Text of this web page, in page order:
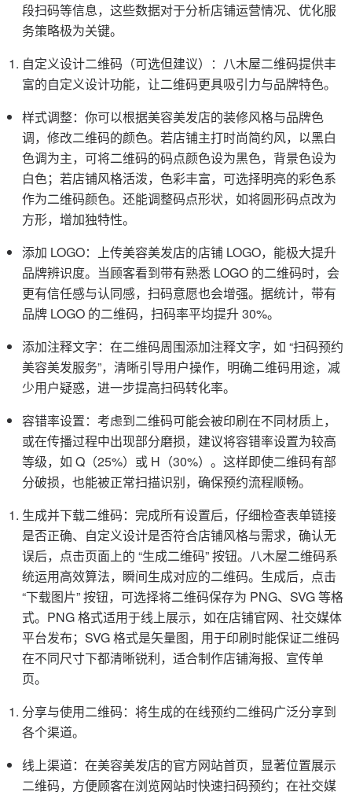
段扫码等信息，这些数据对于分析店铺运营情况、优化服
务策略极为关键。
自定义设计二维码（可选但建议）：八木屋二维码提供丰
富的自定义设计功能，让二维码更具吸引力与品牌特色。
样式调整：你可以根据美容美发店的装修风格与品牌色
调，修改二维码的颜色。若店铺主打时尚简约风，以黑白
色调为主，可将二维码的码点颜色设为黑色，背景色设为
白色；若店铺风格活泼，色彩丰富，可选择明亮的彩色系
作为二维码颜色。还能调整码点形状，如将圆形码点改为
方形，增加独特性。
添加 LOGO：上传美容美发店的店铺 LOGO，能极大提升
品牌辨识度。当顾客看到带有熟悉 LOGO 的二维码时，会
更有信任感与认同感，扫码意愿也会增强。据统计，带有
品牌 LOGO 的二维码，扫码率平均提升 30%。
添加注释文字：在二维码周围添加注释文字，如 “扫码预约
美容美发服务”，清晰引导用户操作，明确二维码用途，减
少用户疑惑，进一步提高扫码转化率。
容错率设置：考虑到二维码可能会被印刷在不同材质上，
或在传播过程中出现部分磨损，建议将容错率设置为较高
等级，如 Q（25%）或 H（30%）。这样即使二维码有部
分破损，也能被正常扫描识别，确保预约流程顺畅。
生成并下载二维码：完成所有设置后，仔细检查表单链接
是否正确、自定义设计是否符合店铺风格与需求，确认无
误后，点击页面上的 “生成二维码” 按钮。八木屋二维码系
统运用高效算法，瞬间生成对应的二维码。生成后，点击
“下载图片” 按钮，可选择将二维码保存为 PNG、SVG 等格
式。PNG 格式适用于线上展示，如在店铺官网、社交媒体
平台发布；SVG 格式是矢量图，用于印刷时能保证二维码
在不同尺寸下都清晰锐利，适合制作店铺海报、宣传单
页。
分享与使用二维码：将生成的在线预约二维码广泛分享到
各个渠道。
线上渠道：在美容美发店的官方网站首页，显著位置展示
二维码，方便顾客在浏览网站时快速扫码预约；在社交媒